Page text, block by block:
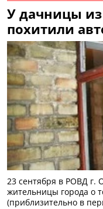
У дачницы
похитили
23 сентября в РОВД г.
жительницы города о
(приблизительно в